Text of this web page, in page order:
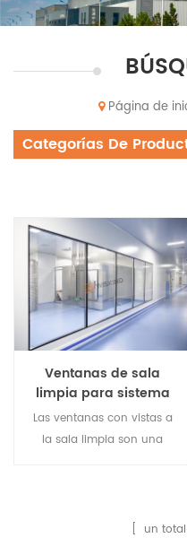
Página de
Categorías De
Ventanas de sala
limpia para sistema
de pared de sala
limpia industrial
Las ventanas con vistas a
la sala limpia son una
blancas, además del uso
[ un